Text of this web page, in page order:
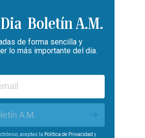
Boletín A.M.
de forma sencilla y
lo más importante del día.
A.M.
aceptas la Política de Privacidad y